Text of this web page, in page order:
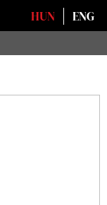
Válasszon nyelvet
HUN ENG